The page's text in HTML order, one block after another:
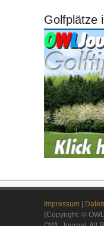
Golfplätze
Impressum
(Copyright: ©